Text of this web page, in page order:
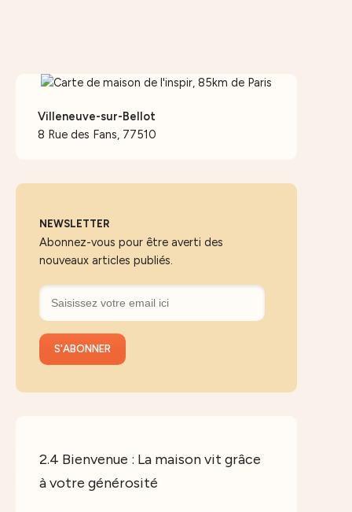
Villeneuve-sur-Bellot
8 Rue des Fans, 77510
NEWSLETTER
Abonnez-vous pour être averti des
nouveaux articles publiés.
2.4 Bienvenue : La maison vit grâce
à votre générosité